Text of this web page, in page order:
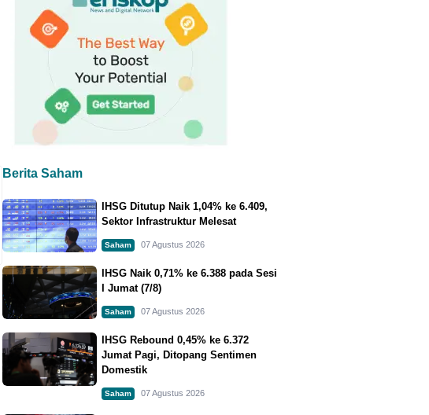
Berita Saham
IHSG Ditutup Naik 1,04% ke 6.409,
Sektor Infrastruktur Melesat
Saham 07 Agustus 2026
IHSG Naik 0,71% ke 6.388 pada Sesi
I Jumat (7/8)
Saham 07 Agustus 2026
IHSG Rebound 0,45% ke 6.372
Jumat Pagi, Ditopang Sentimen
Domestik
Saham 07 Agustus 2026